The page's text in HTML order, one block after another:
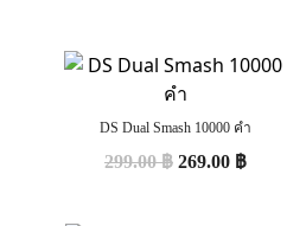
DS Dual Smash 10000 คำ
299.00฿ 269.00 ฿